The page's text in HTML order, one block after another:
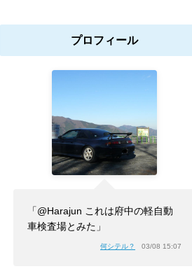
プロフィール
「@Harajun これは府中の軽自動
車検査場とみた」
何シテル？ 03/08 15:07